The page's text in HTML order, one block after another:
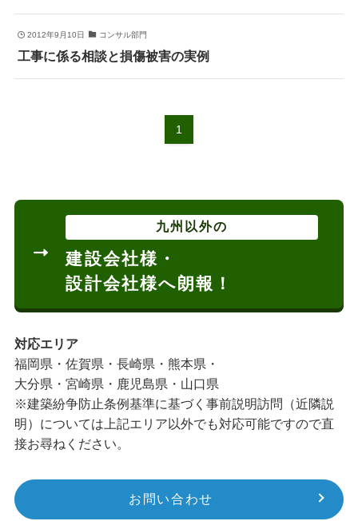
2012年9月10日 コンサル部門
工事に係る相談と損傷被害の実例
1
九州以外の
建設会社様・
設計会社様へ朗報！
対応エリア
福岡県・佐賀県・長崎県・熊本県・
大分県・宮崎県・鹿児島県・山口県
※建築紛争防止条例基準に基づく事前説明訪問（近隣説
明）については上記エリア以外でも対応可能ですので直
接お尋ねください。
お問い合わせ